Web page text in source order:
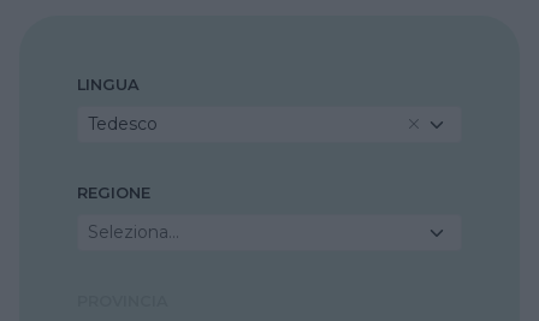
LINGUA
Tedesco
REGIONE
Seleziona...